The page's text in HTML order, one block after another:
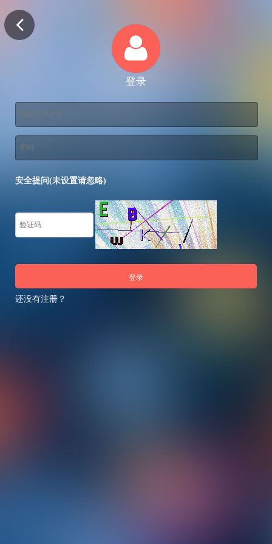
登录
安全提问(未设置请忽略)
登录
还没有注册？